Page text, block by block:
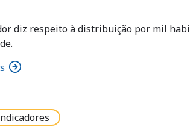
diz respeito à distribuição por mil